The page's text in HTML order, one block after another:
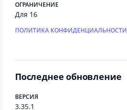
ОГРАНИЧЕНИЕ
Для 16
ПОЛИТИКА КОНФИДЕНЦИАЛЬНОСТИ
Последнее обновление
ВЕРСИЯ
3.35.1